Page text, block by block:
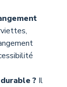
? Il